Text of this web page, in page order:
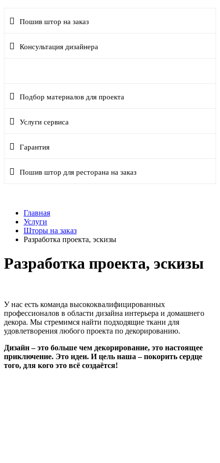
Пошив штор на заказ
Консультация дизайнера
Подбор материалов для проекта
Услуги сервиса
Гарантия
Пошив штор для ресторана на заказ
Главная
Услуги
Шторы на заказ
Разработка проекта, эскизы
Разработка проекта, эскизы
У нас есть команда высококвалифицированных
профессионалов в области дизайна интерьера и домашнего
декора. Мы стремимся найти подходящие ткани для
удовлетворения любого проекта по декорированию.
Дизайн – это больше чем декорирование, это настоящее
приключение. Это идеи. И цель наша – покорить сердце
того, для кого это всё создаётся!